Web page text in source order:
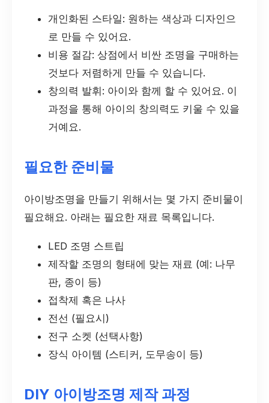
개인화된 스타일: 원하는 색상과 디자인으
로 만들 수 있어요.
비용 절감: 상점에서 비싼 조명을 구매하는
것보다 저렴하게 만들 수 있습니다.
창의력 발휘: 아이와 함께 할 수 있어요. 이
과정을 통해 아이의 창의력도 키울 수 있을
거예요.
필요한 준비물
아이방조명을 만들기 위해서는 몇 가지 준비물이
필요해요. 아래는 필요한 재료 목록입니다.
LED 조명 스트립
제작할 조명의 형태에 맞는 재료 (예: 나무
판, 종이 등)
접착제 혹은 나사
전선 (필요시)
전구 소켓 (선택사항)
장식 아이템 (스티커, 도무송이 등)
DIY 아이방조명 제작 과정